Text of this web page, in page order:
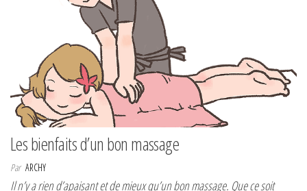
Les bienfaits d’un bon massage
Par ARCHY
Il n’y a rien d’apaisant et de mieux qu’un bon massage. Que ce soit